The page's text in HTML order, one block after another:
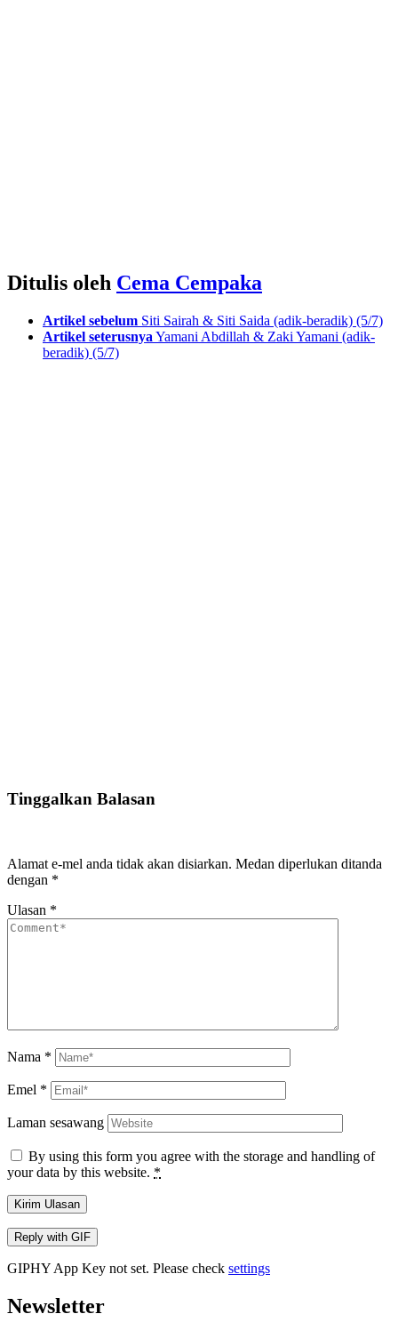
Ditulis oleh Cema Cempaka
more
Artikel sebelum Siti Sairah & Siti Saida (adik-beradik) (5/7)
Artikel seterusnya Yamani Abdillah & Zaki Yamani (adik-
beradik) (5/7)
Tinggalkan Balasan
Alamat e-mel anda tidak akan disiarkan. Medan diperlukan ditanda
dengan *
Ulasan *
Nama *
Emel *
Laman sesawang
By using this form you agree with the storage and handling of
your data by this website. *
Kirim Ulasan
Reply with GIF
GIPHY App Key not set. Please check settings
Newsletter